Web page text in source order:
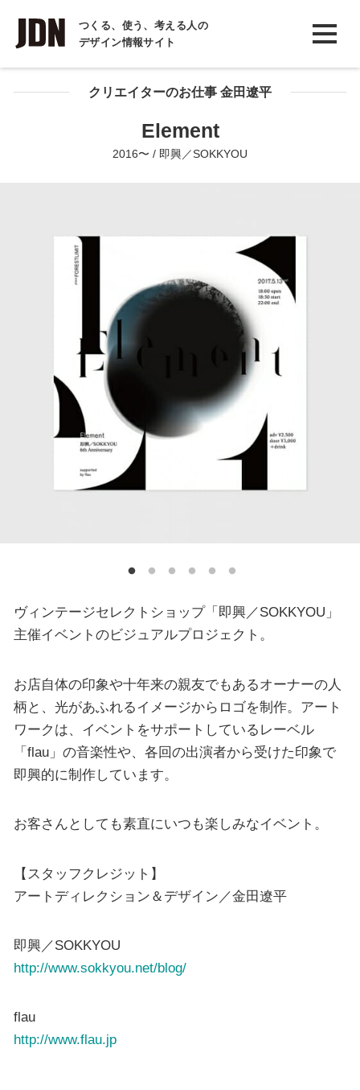
つくる、使う、考える人の
デザイン情報サイト
INTERVIEW
インタビュー
REPORT
COLUMN
クリエイターのお仕事 金田遼平
Element
2016〜 / 即興／SOKKYOU
ヴィンテージセレクトショップ「即興／SOKKYOU」
主催イベントのビジュアルプロジェクト。
お店自体の印象や十年来の親友でもあるオーナーの人
柄と、光があふれるイメージからロゴを制作。アート
ワークは、イベントをサポートしているレーベル
「flau」の音楽性や、各回の出演者から受けた印象で
即興的に制作しています。
お客さんとしても素直にいつも楽しみなイベント。
【スタッフクレジット】
アートディレクション＆デザイン／金田遼平
即興／SOKKYOU
http://www.sokkyou.net/blog/
flau
http://www.flau.jp